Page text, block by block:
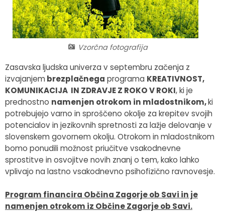
Vzorčna fotografija
Zasavska ljudska univerza v septembru začenja z
izvajanjem brezplačnega programa KREATIVNOST,
KOMUNIKACIJA IN ZDRAVJE Z ROKO V ROKI, ki je
prednostno namenjen otrokom in mladostnikom,ki
potrebujejo varno in sproščeno okolje za krepitev svojih
potencialov in jezikovnih spretnosti za lažje delovanje v
slovenskem govornem okolju. Otrokom in mladostnikom
bomo ponudili možnost priučitve vsakodnevne
sprostitve in osvojitve novih znanj o tem, kako lahko
vplivajo na lastno vsakodnevno psihofizično ravnovesje.
Program financira Občina Zagorje ob Savi in je
namenjen otrokom iz Občine Zagorje ob Savi.
Fotogalerija
Občinska volilna komisija
Medobčinski inšpektorat in redarstvo
Koledar dogodkov
Zapore cest
Okoljski podatki
Lokalne volitve
Strateški dokumenti
Katalog informacij javnega značaja